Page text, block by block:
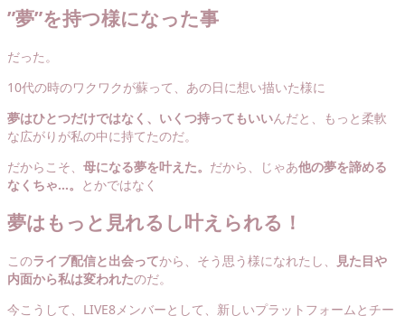
”夢”を持つ様になった事
だった。
10代の時のワクワクが蘇って、あの日に想い描いた様に
夢はひとつだけではなく、いくつ持ってもいいんだと、もっと柔軟
な広がりが私の中に持てたのだ。
だからこそ、 母になる夢を叶えた。 だから、じゃあ他の夢を諦める
なくちゃ…。 とかではなく
夢はもっと見れるし叶えられる ！
このライブ配信と出会ってから、そう思う様になれたし、
見た目や
内面から私は変われたのだ。
今こうして、LIVE8メンバーとして、新しいプラットフォームとチー